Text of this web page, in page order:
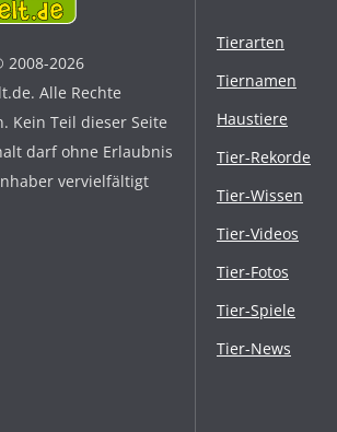
2008-2026
Alle Rechte
Kein Teil dieser Seite
darf ohne Erlaubnis
vervielfältigt
Tierarten
Tiernamen
Haustiere
Tier-Rekorde
Tier-Wissen
Tier-Videos
Tier-Fotos
Tier-Spiele
Tier-News